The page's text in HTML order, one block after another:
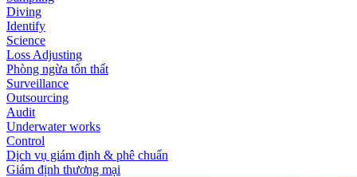
Diving
Identify
Science
Loss Adjusting
Phòng ngừa tổn thất
Surveillance
Outsourcing
Audit
Underwater works
Control
Dịch vụ giám định & phê chuẩn
Giám định thương mại